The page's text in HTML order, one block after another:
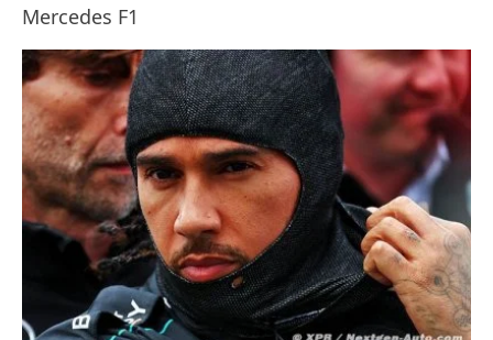
Mercedes F1